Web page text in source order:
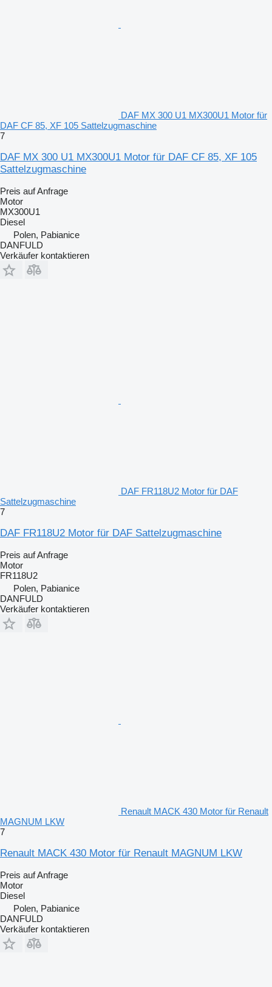
DAF MX 300 U1 MX300U1 Motor für
DAF CF 85, XF 105 Sattelzugmaschine
7
DAF MX 300 U1 MX300U1 Motor für DAF CF 85, XF 105
Sattelzugmaschine
Preis auf Anfrage
Motor
MX300U1
Diesel
Polen, Pabianice
DANFULD
Verkäufer kontaktieren
DAF FR118U2 Motor für DAF
Sattelzugmaschine
7
DAF FR118U2 Motor für DAF Sattelzugmaschine
Preis auf Anfrage
Motor
FR118U2
Polen, Pabianice
DANFULD
Verkäufer kontaktieren
Renault MACK 430 Motor für Renault
MAGNUM LKW
7
Renault MACK 430 Motor für Renault MAGNUM LKW
Preis auf Anfrage
Motor
Diesel
Polen, Pabianice
DANFULD
Verkäufer kontaktieren